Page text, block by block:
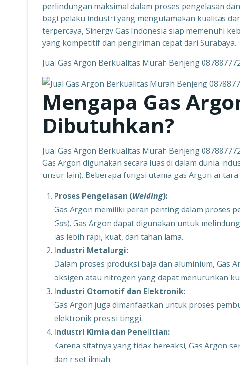
perlindungan maksimal dalam proses pengelasan
bagi pelaku industri yang mengutamakan kualitas
terpercaya, Sinergy Gas Indonesia siap memenuhi
yang kompetitif dan pengiriman cepat dari Surabaya.
Jual Gas Argon Berkualitas Murah Benjeng
Mengapa Gas
Dibutuhkan?
Jual Gas Argon Berkualitas Murah Benjeng
Gas Argon digunakan secara luas di dalam dunia
unsur lain). Beberapa fungsi utama gas Argon antara
Proses Pengelasan (Welding):
Gas Argon memiliki peran penting dalam proses
Gas). Gas Argon dapat digunakan untuk
las lebih rapi, kuat, dan tahan lama.
Industri Metalurgi:
Dalam proses produksi baja dan aluminium, Gas
oksigen atau nitrogen yang dapat menurunkan
Industri Otomotif dan Elektronik:
Gas Argon juga dimanfaatkan untuk proses
elektronik presisi tinggi.
Industri Kimia dan Penelitian:
Karena sifatnya yang tidak bereaksi, Gas Argon
dan riset ilmiah.